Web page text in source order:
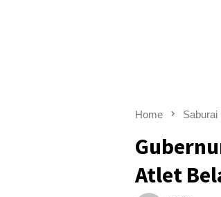
Home Saburai
Atlet